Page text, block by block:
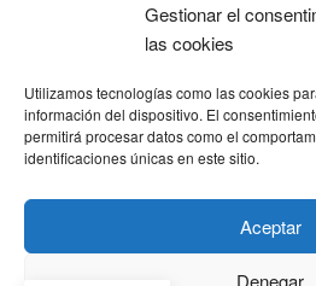
Gestionar el
las cookies
Utilizamos tecnologías como las cookies
información del dispositivo. El
permitirá procesar datos como el
identificaciones únicas en este sitio.
Aceptar
Denegar
HOME
Privacy Policy|Legal Notice |Cookies Policy|
© DIHBU 2026